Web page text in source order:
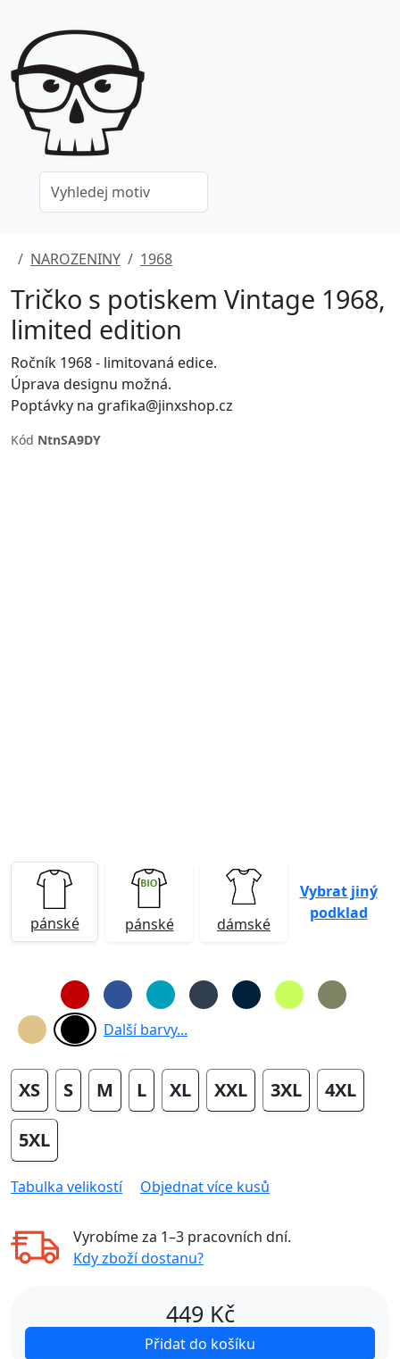
NAROZENINY 1968
Tričko s potiskem Vintage 1968,
limited edition
Ročník 1968 - limitovaná edice.
Úprava designu možná.
Poptávky na grafika@jinxshop.cz
Kód NtnSA9DY
pánské pánské dámské
Vybrat jiný
podklad
Další barvy...
XS S M L XL XXL 3XL 4XL
5XL
Tabulka velikostí Objednat více kusů
Vyrobíme za 1–3 pracovních dní.
Kdy zboží dostanu?
449 Kč
Přidat do košíku